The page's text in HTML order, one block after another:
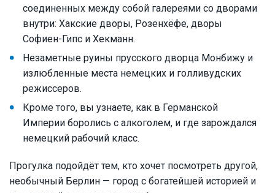
соединенных между собой галереями со дворами
внутри: Хакские дворы, Розенхёфе, дворы
Софиен-Гипс и Хекманн.
Незаметные руины прусского дворца Монбижу и
излюбленные места немецких и голливудских
режиссеров.
Кроме того, вы узнаете, как в Германской
Империи боролись с алкоголем, и где зарождался
немецкий рабочий класс.
Прогулка подойдёт тем, кто хочет посмотреть другой,
необычный Берлин — город с богатейшей историей и